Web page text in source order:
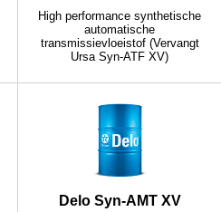
High performance synthetische
automatische
transmissievloeistof (Vervangt
Ursa Syn-ATF XV)
Delo Syn-AMT XV